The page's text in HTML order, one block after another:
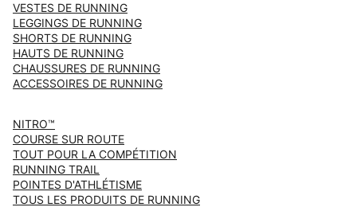
VESTES DE RUNNING
LEGGINGS DE RUNNING
SHORTS DE RUNNING
HAUTS DE RUNNING
CHAUSSURES DE RUNNING
ACCESSOIRES DE RUNNING
NITRO™
COURSE SUR ROUTE
TOUT POUR LA COMPÉTITION
RUNNING TRAIL
POINTES D'ATHLÉTISME
TOUS LES PRODUITS DE RUNNING